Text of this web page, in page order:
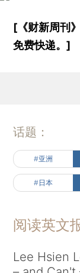
[《财新周刊
免费快递。]
话题：
#亚洲
#日本
阅读英文
Lee Hsien